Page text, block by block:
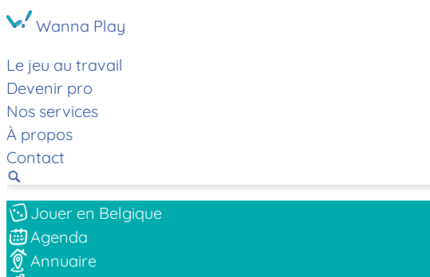
Wanna Play
Le jeu au travail
Devenir pro
Nos services
À propos
Contact
Jouer en Belgique
Agenda
Annuaire